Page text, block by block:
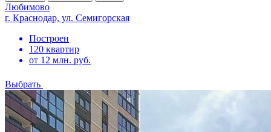
Любимово
г. Краснодар, ул. Семигорская
Построен
120 квартир
от 12 млн. руб.
Выбрать